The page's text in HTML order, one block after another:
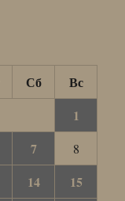
Сб
Вс
1
7 8
14
15